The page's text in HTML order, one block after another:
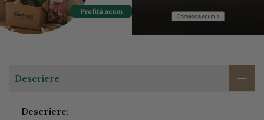
Descriere
Descriere: